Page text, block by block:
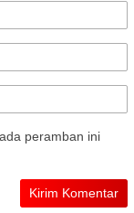
peramban ini